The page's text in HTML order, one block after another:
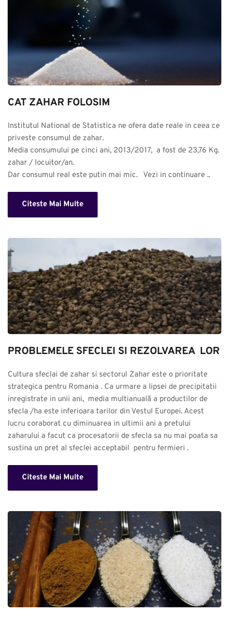
CAT ZAHAR FOLOSIM
Institutul National de Statistica ne ofera date reale in ceea ce
priveste consumul de zahar.
Media consumului pe cinci ani, 2013/2017,  a fost de 23,76 Kg.
zahar / locuitor/an.
Dar consumul real este putin mai mic.   Vezi in continuare ..
Citeste Mai Multe
PROBLEMELE SFECLEI SI REZOLVAREA  LOR
Cultura sfeclai de zahar si sectorul Zahar este o prioritate
strategica pentru Romania . Ca urmare a lipsei de precipitatii
inregistrate in unii ani,  media multianuală a productilor de
sfecla /ha este inferioara tarilor din Vestul Europei. Acest
lucru coraborat cu diminuarea in ultimii ani a pretului
zaharului a facut ca procesatorii de sfecla sa nu mai poata sa
sustina un pret al sfeclei acceptabil  pentru fermieri .
Citeste Mai Multe